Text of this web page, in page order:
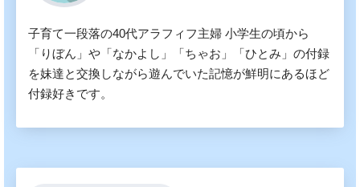
子育て一段落の40代アラフィフ主婦 小学生の頃から
「りぼん」や「なかよし」「ちゃお」「ひとみ」の付録
を妹達と交換しながら遊んでいた記憶が鮮明にあるほど
付録好きです。